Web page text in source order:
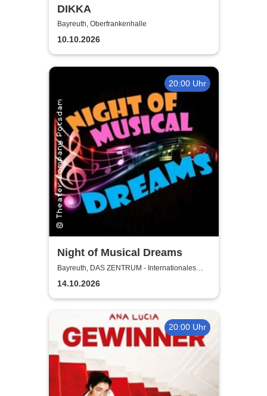
DIKKA
Bayreuth, Oberfrankenhalle
10.10.2026
20:00 Uhr
Night of Musical Dreams
Bayreuth, DAS ZENTRUM - Internationales
Jugendkulturzentrum Bayreuth
14.10.2026
20:00 Uhr